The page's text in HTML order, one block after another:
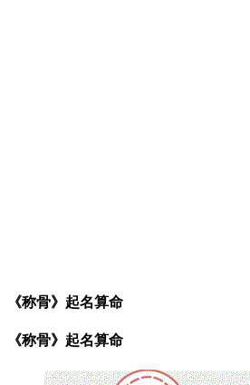
《称骨》起名算命
《称骨》起名算命